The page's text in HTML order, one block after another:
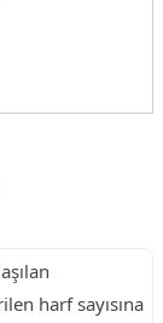
harf sayısına